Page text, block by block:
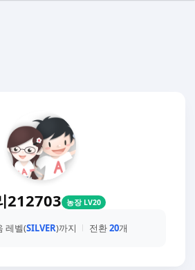
212703 농장 LV20
레벨(SILVER)까지 전환20개